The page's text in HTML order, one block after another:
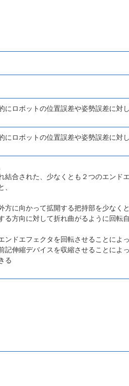
ロボットの位置誤差や姿勢誤差に対
ロボットの位置誤差や姿勢誤差に対
合された、少なくとも２つのエンドエ
に向かって拡開する把持部を少なくと
方向に対して折れ曲がるように回転
ドエフェクタを回転させることによ
記伸縮デバイスを収縮させることによ
る